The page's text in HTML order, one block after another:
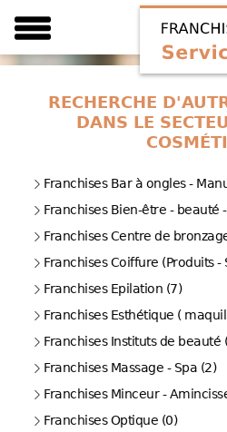
RECHERCHE
DANS LE
Franchises Bar à ongles -
Franchises Bien-être - beauté
Franchises Centre de
Franchises Coiffure (Produits -
Franchises Epilation (7)
Franchises Esthétique (
Franchises Instituts de beauté
Franchises Massage - Spa (2)
Franchises Minceur -
Franchises Optique (0)